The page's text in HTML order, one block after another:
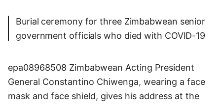
Burial ceremony for three Zimbabwean senior
government officials who died with COVID-19
epa08968508 Zimbabwean Acting President
General Constantino Chiwenga, wearing a face
mask and face shield, gives his address at the